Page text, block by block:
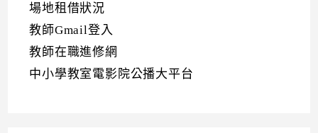
場地租借狀況
教師Gmail登入
教師在職進修網
中小學教室電影院公播大平台